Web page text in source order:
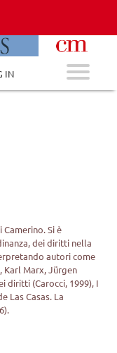
IN
Si è
dei diritti nella
autori come
Karl Marx, Jürgen
diritti (Carocci, 1999), I
Las Casas. La